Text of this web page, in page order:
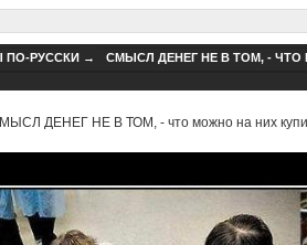
ПО-РУССКИ→
СМЫСЛ ДЕНЕГ НЕ В ТОМ, -
ДЕНЕГ НЕ В ТОМ, - что можно на них